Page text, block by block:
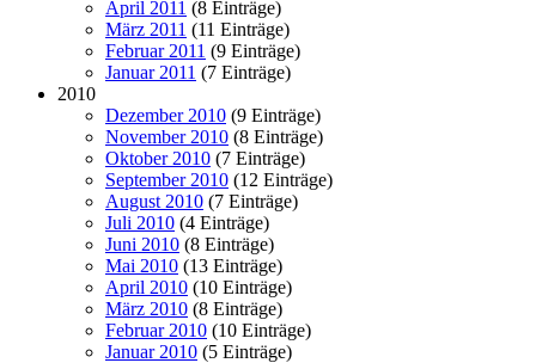
April 2011 (8 Einträge)
März 2011 (11 Einträge)
Februar 2011 (9 Einträge)
Januar 2011 (7 Einträge)
2010
Dezember 2010 (9 Einträge)
November 2010 (8 Einträge)
Oktober 2010 (7 Einträge)
September 2010 (12 Einträge)
August 2010 (7 Einträge)
Juli 2010 (4 Einträge)
Juni 2010 (8 Einträge)
Mai 2010 (13 Einträge)
April 2010 (10 Einträge)
März 2010 (8 Einträge)
Februar 2010 (10 Einträge)
Januar 2010 (5 Einträge)